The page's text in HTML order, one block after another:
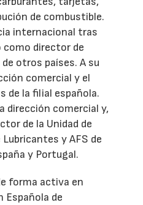
de combustible.
internacional tras
como director de
otros países. A su
comercial y el
de la filial española.
dirección comercial y,
de la Unidad de
y AFS de
y Portugal.
forma activa en
Española de